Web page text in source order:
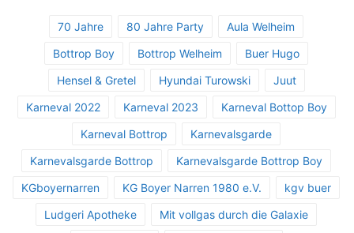
70 Jahre 80 Jahre Party
Aula Welheim
Bottrop Boy
Bottrop Welheim
Buer Hugo
Hensel & Gretel
Hyundai Turowski
Juut
Karneval 2022
Karneval 2023
Karneval Bottop Boy
Karneval Bottrop
Karnevalsgarde
Karnevalsgarde Bottrop
Karnevalsgarde Bottrop Boy
KGboyernarren
KG Boyer Narren 1980 e.V.
kgv buer
Ludgeri Apotheke
Mit vollgas durch die Galaxie